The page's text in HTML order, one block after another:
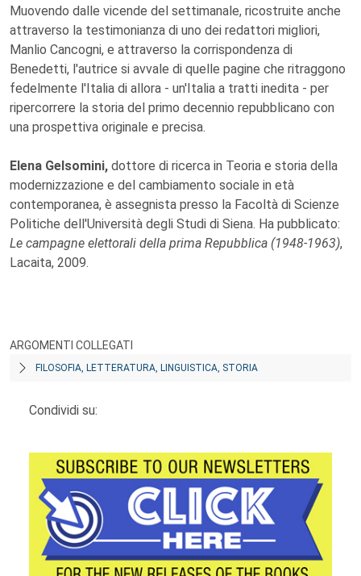
Muovendo dalle vicende del settimanale, ricostruite anche
attraverso la testimonianza di uno dei redattori migliori,
Manlio Cancogni, e attraverso la corrispondenza di
Benedetti, l'autrice si avvale di quelle pagine che ritraggono
fedelmente l'Italia di allora - un'Italia a tratti inedita - per
ripercorrere la storia del primo decennio repubblicano con
una prospettiva originale e precisa.
Elena Gelsomini, dottore di ricerca in Teoria e storia della
modernizzazione e del cambiamento sociale in età
contemporanea, è assegnista presso la Facoltà di Scienze
Politiche dell'Università degli Studi di Siena. Ha pubblicato:
Le campagne elettorali della prima Repubblica (1948-1963),
Lacaita, 2009.
ARGOMENTI COLLEGATI
FILOSOFIA, LETTERATURA, LINGUISTICA, STORIA
Condividi su: